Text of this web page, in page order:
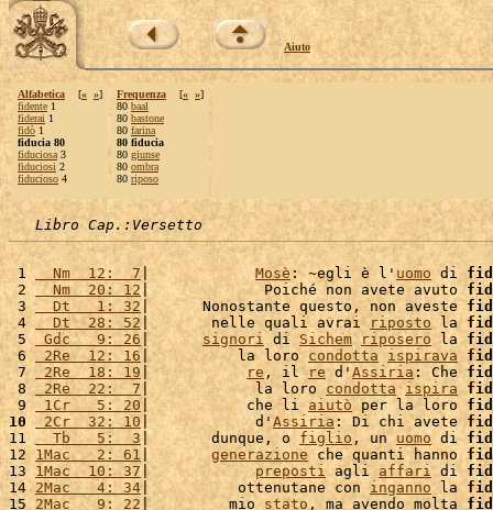
Aiuto
Alfabetica [« »]
fidente 1
fiderai 1
fidò 1
fiducia 80
fiduciosa 3
fiduciosi 2
fiducioso 4
Frequenza [« »]
80 baal
80 bastone
80 farina
80 fiducia
80 giunse
80 ombra
80 riposo
Libro Cap.:Versetto
1
  Nm  12:  7
| Mosè : ~egli è l'uomo di
2
  Nm  20: 12
|             Poiché non avete avuto
3
  Dt   1: 32
|      Nonostante questo, non aveste
4
  Dt  28: 52
|       nelle quali avrai riposto la
5 Gdc   9: 26 | signori di Sichem riposero la
6 2Re  12: 16 |          la loro condotta ispirava
7
2Re  18: 19| re , il re d'Assiria : Che
8 2Re  22:  7 |            la loro condotta ispira
9 1Cr   5: 20|           che li aiutò per la loro
10
2Cr  32: 10 |            d'Assiria : Di chi avete
11
  Tb   5:  3
|       dunque, o figlio , un uomo di
12 1Mac   2: 61 | generazione che quanti hanno
13 1Mac  10: 37| preposti agli affari di
14 2Mac   4: 34 |          ottenutane con inganno la
15 2Mac   9: 22 |         mio stato , ma avendo molta